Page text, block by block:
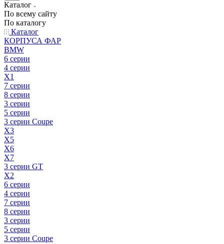
Каталог
По всему сайту
По каталогу
Каталог
КОРПУСА ФАР
BMW
6 серии
4 серии
X1
7 серии
8 серии
3 серии
5 серии
3 серии Coupe
X3
X5
X6
X7
3 серии GT
X2
6 серии
4 серии
7 серии
8 серии
3 серии
5 серии
3 серии Coupe